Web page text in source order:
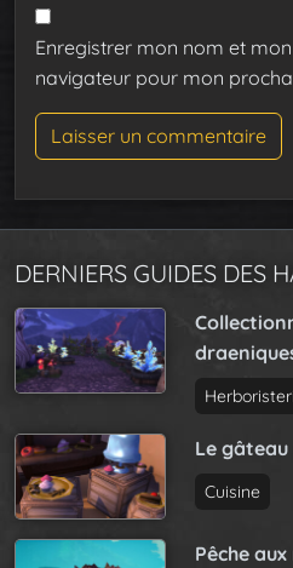
Enregistrer mon nom et
navigateur pour mon
DERNIERS GUIDES DES
Le
Cuisine
Pêche